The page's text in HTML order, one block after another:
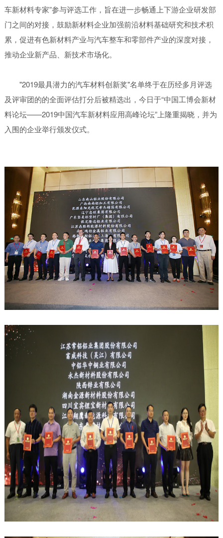
车新材料专家”参与评选工作，旨在进一步畅通上下游企业研发部
门之间的对接，鼓励新材料企业加强前沿材料基础研究和技术积
累，促进有色新材料产业与汽车整车和零部件产业的深度对接，
推动企业新产品、新技术市场化。
"2019最具潜力的汽车材料创新奖"名单终于在历经多月评选
及评审团的的全面评估打分后被精选出，今日于“中国工博会新材
料论坛——2019中国汽车新材料应用高峰论坛”上隆重揭晓，并为
入围的企业举行颁发仪式。